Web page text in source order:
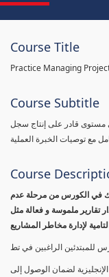
Course Title
Course Subtitle
مستوى قادر على إنتاج سجل
مع توصيات الخبرة العملية
Course
المشارك في الكورس من مرحلة عدم
تقارير ملموسة و فعالة مثل
الإنجليزية لضمان الوصول إلى